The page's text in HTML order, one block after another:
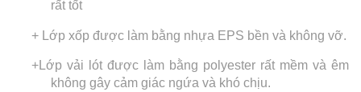
rất tốt
+ Lớp xốp được làm bằng nhựa EPS bền và không vỡ.
+Lớp vải lót được làm bằng polyester rất mềm và êm
không gây cảm giác ngứa và khó chịu.